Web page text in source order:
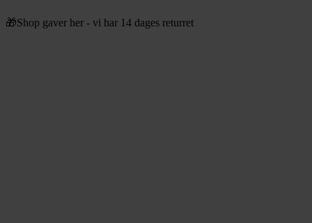
til
🎁Shop gaver her - vi har 14 dages returret